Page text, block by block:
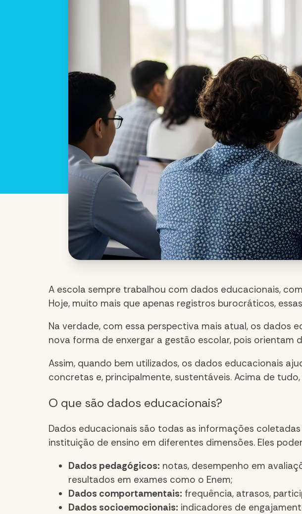
A escola sempre trabalhou com dados educacionais,
Hoje, muito mais que apenas registros burocráticos,
Na verdade, com essa perspectiva mais atual, os dados
nova forma de enxergar a gestão escolar, pois orientam
Assim, quando bem utilizados, os dados educacionais
concretas e, principalmente, sustentáveis. Acima de
O que são dados educacionais?
Dados educacionais são todas as informações
instituição de ensino em diferentes dimensões. Eles
Dados pedagógicos: notas, desempenho em
resultados em exames como o Enem;
Dados comportamentais: frequência, atrasos,
Dados socioemocionais: indicadores de